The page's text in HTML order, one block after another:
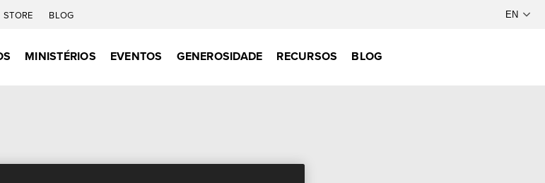
STORE BLOG
MINISTÉRIOS EVENTOS GENEROSIDADE RECURSOS BLOG